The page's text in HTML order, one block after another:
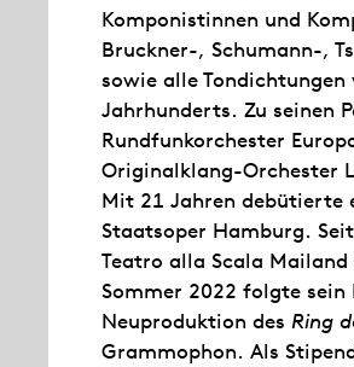
Komponistinnen und
Bruckner-, Schumann-,
sowie alle Tondichtungen
Jahrhunderts. Zu seinen
Rundfunkorchester
Originalklang-Orchester
Mit 21 Jahren debütierte
Staatsoper Hamburg.
Teatro alla Scala
Sommer 2022 folgte
Neuproduktion des Ring
Grammophon. Als